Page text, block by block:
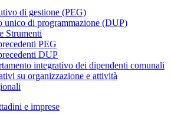
di gestione (PEG)
unico di programmazione (DUP)
Strumenti
PEG
DUP
integrativo dei dipendenti comunali
su organizzazione e attività
e imprese